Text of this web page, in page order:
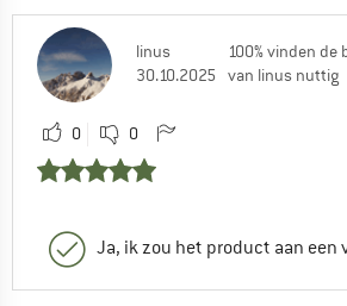
linus
30.10.2025
100% vinden de
van linus nuttig
0 0
Ja, ik zou het product aan een